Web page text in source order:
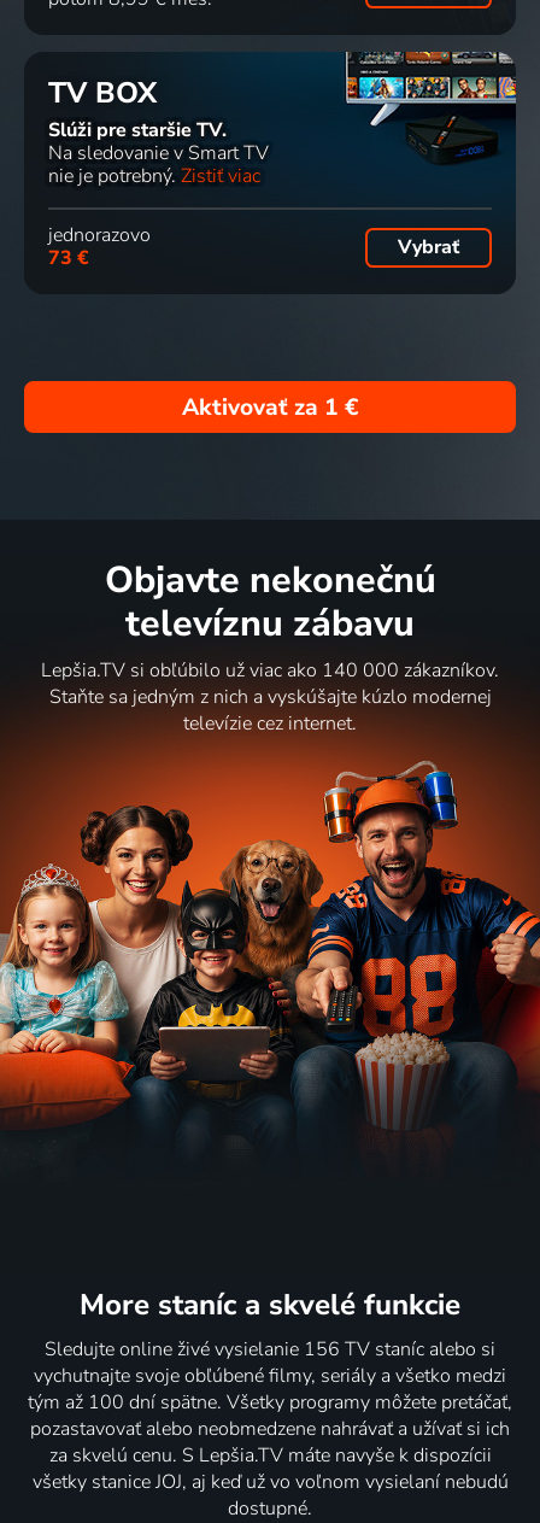
TV BOX
Slúži pre staršie TV.
Na sledovanie v Smart TV
nie je potrebný. Zistiť viac
jednorazovo
73 €
Vybrať
Aktivovať za 1 €
Objavte nekonečnú
televíznu zábavu
Lepšia.TV si obľúbilo už viac ako 140 000 zákazníkov.
Staňte sa jedným z nich a vyskúšajte kúzlo modernej
televízie cez internet.
More staníc a skvelé funkcie
Sledujte online živé vysielanie 156 TV staníc alebo si
vychutnajte svoje obľúbené filmy, seriály a všetko medzi
tým až 100 dní spätne. Všetky programy môžete pretáčať,
pozastavovať alebo neobmedzene nahrávať a užívať si ich
za skvelú cenu. S Lepšia.TV máte navyše k dispozícii
všetky stanice JOJ, aj keď už vo voľnom vysielaní nebudú
dostupné.